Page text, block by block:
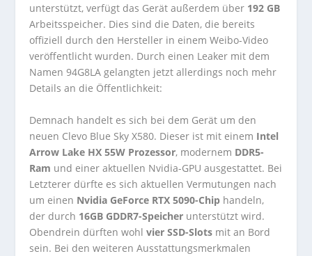
unterstützt, verfügt das Gerät außerdem über 192 GB
Arbeitsspeicher. Dies sind die Daten, die bereits
offiziell durch den Hersteller in einem Weibo-Video
veröffentlicht wurden. Durch einen Leaker mit dem
Namen 94G8LA gelangten jetzt allerdings noch mehr
Details an die Öffentlichkeit:
Demnach handelt es sich bei dem Gerät um den
neuen Clevo Blue Sky X580. Dieser ist mit einem Intel
Arrow Lake HX 55W Prozessor, modernem DDR5-
Ram und einer aktuellen Nvidia-GPU ausgestattet. Bei
Letzterer dürfte es sich aktuellen Vermutungen nach
um einen Nvidia GeForce RTX 5090-Chip handeln,
der durch 16GB GDDR7-Speicher unterstützt wird.
Obendrein dürften wohlvier SSD-Slots mit an Bord
sein. Bei den weiteren Ausstattungsmerkmalen